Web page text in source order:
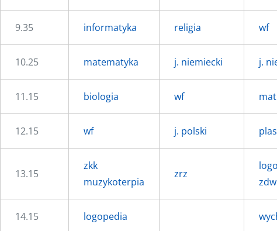
9.35 informatyka religia wf
10.25 matematyka j. niemiecki j.
11.15 biologia wf
12.15 wf j. polski
13.15
zkk
muzykoterpia
zrz
zdw
14.15 logopedia